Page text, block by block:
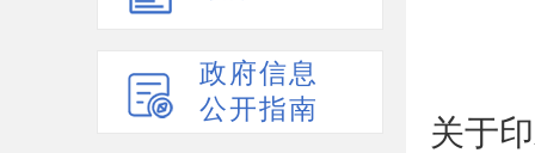
政府信息
公开指南
关于